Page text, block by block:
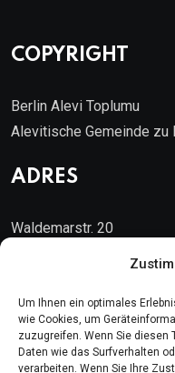
Um Ihnen ein optimales
wie Cookies, um
zuzugreifen. Wenn Sie
Daten wie das Surfverhalten
verarbeiten. Wenn Sie Ihre
COPYRIGHT
Berlin Alevi Toplumu
Alevitische Gemeinde zu
ADRES
Waldemarstr. 20
Kontakt
Telefon: (030) 616 58 700